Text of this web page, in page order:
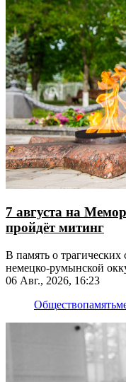
7 августа на
пройдёт митинг
В память о
немецко-румынской
возложения цветов
06 Авг., 2026, 16:23
Обществопамять